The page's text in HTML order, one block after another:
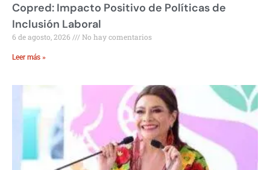
Copred: Impacto Positivo de Políticas de
Inclusión Laboral
6 de agosto, 2026 No hay comentarios
Leer más »